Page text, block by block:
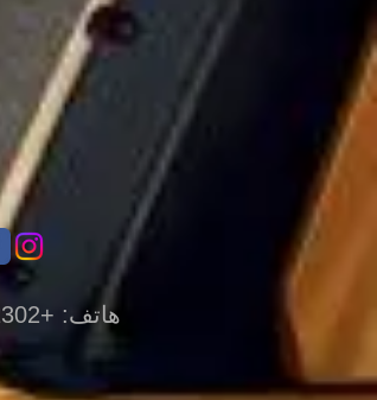
هاتف: +90552302 29 49